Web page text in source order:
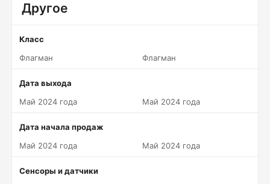
Другое
Класс
Флагман
Флагман
Дата выхода
Май 2024 года
Май 2024 года
Дата начала продаж
Май 2024 года
Май 2024 года
Сенсоры и датчики